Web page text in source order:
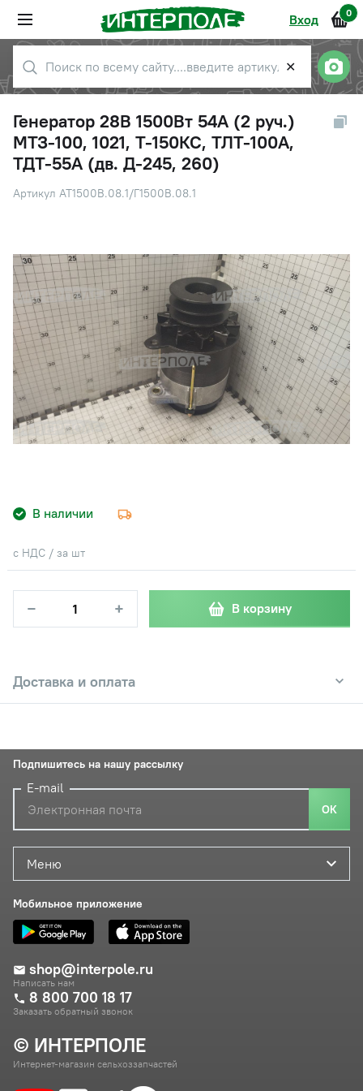
Вход 0
✕
Генератор 28В 1500Вт 54А (2 руч.)
МТЗ-100, 1021, Т-150КС, ТЛТ-100А,
ТДТ-55А (дв. Д-245, 260)
Артикул АТ1500В.08.1/Г1500В.08.1
В наличии
с НДС / за шт
− + В корзину
Доставка и оплата
© ИНТЕРПОЛЕ
Интернет-магазин сельхоззапчастей
Меню
Мобильное приложение
shop@interpole.ru
Написать нам
8 800 700 18 17
Заказать обратный звонок
Подпишитесь на нашу рассылку
E-mail
ОК